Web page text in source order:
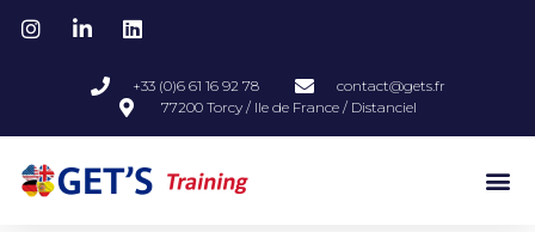
+33 (0)6 61 16 92 78
contact@gets.fr
77200 Torcy / Ile de France / Distanciel